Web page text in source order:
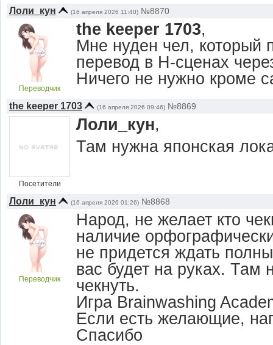
Лоли_кун (16 апреля 2026 11:40) №8870
Переводчик
the keeper 1703,
Мне нуден чел, который
перевод в Н-сценах
Ничего не нужно кроме
the keeper 1703 (16 апреля 2026 09:46) №8869
Посетители
Лоли_кун,
Там нужна японская
Лоли_кун (16 апреля 2026 01:26) №8868
Переводчик
Народ, не желает кто
наличие
не придется ждать
вас будет на руках. Там
чекнуть.
Игра Brainwashing
Если есть желающие,
Спасибо